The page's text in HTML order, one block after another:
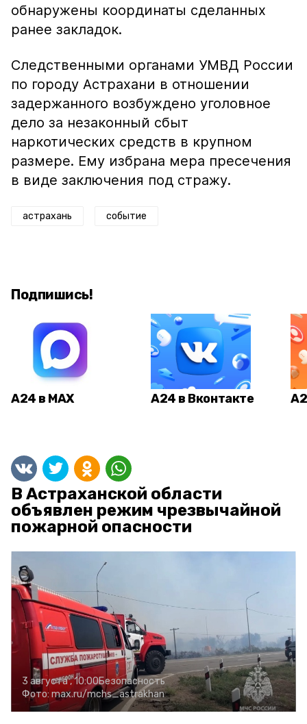
обнаружены координаты сделанных
ранее закладок.
Следственными органами УМВД России
по городу Астрахани в отношении
задержанного возбуждено уголовное
дело за незаконный сбыт
наркотических средств в крупном
размере. Ему избрана мера пресечения
в виде заключения под стражу.
астрахань событие
Подпишись!
А24 в MAX А24 в Вконтакте
В Астраханской области
объявлен режим чрезвычайной
пожарной опасности
3 августа , 10:00Безопасность
Фото: max.ru/mchs_astrakhan